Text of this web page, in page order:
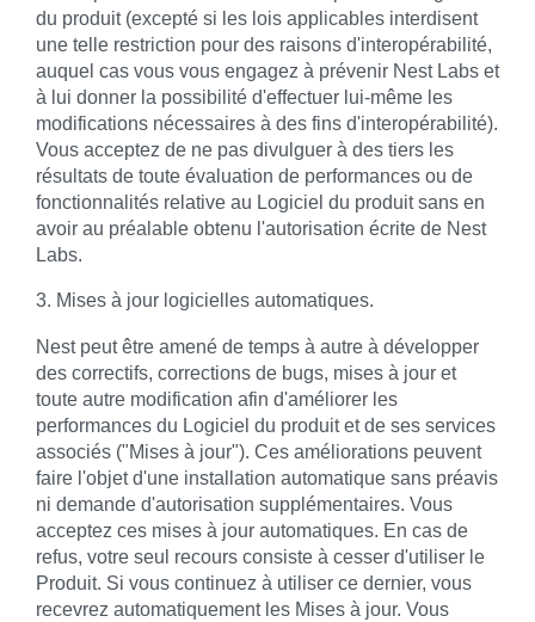
du produit (excepté si les lois applicables interdisent
une telle restriction pour des raisons d'interopérabilité,
auquel cas vous vous engagez à prévenir Nest Labs et
à lui donner la possibilité d'effectuer lui-même les
modifications nécessaires à des fins d'interopérabilité).
Vous acceptez de ne pas divulguer à des tiers les
résultats de toute évaluation de performances ou de
fonctionnalités relative au Logiciel du produit sans en
avoir au préalable obtenu l'autorisation écrite de Nest
Labs.
3. Mises à jour logicielles automatiques.
Nest peut être amené de temps à autre à développer
des correctifs, corrections de bugs, mises à jour et
toute autre modification afin d'améliorer les
performances du Logiciel du produit et de ses services
associés ("Mises à jour"). Ces améliorations peuvent
faire l'objet d'une installation automatique sans préavis
ni demande d'autorisation supplémentaires. Vous
acceptez ces mises à jour automatiques. En cas de
refus, votre seul recours consiste à cesser d'utiliser le
Produit. Si vous continuez à utiliser ce dernier, vous
recevrez automatiquement les Mises à jour. Vous